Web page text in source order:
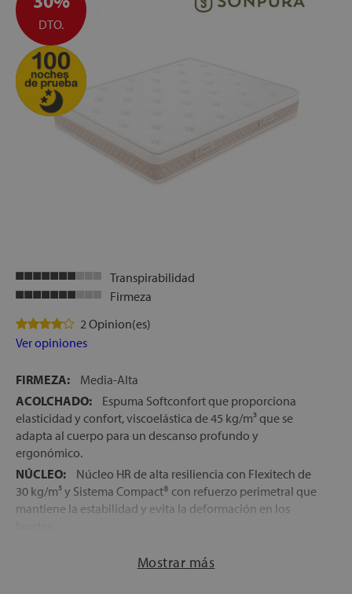
DTO.
Transpirabilidad
Firmeza
2 Opinion(es)
Ver opiniones
FIRMEZA:
Media-Alta
ACOLCHADO:
Espuma Softconfort que proporciona
elasticidad y confort, viscoelástica de 45 kg/m³ que se
adapta al cuerpo para un descanso profundo y
ergonómico.
NÚCLEO:
Núcleo HR de alta resiliencia con Flexitech de
30 kg/m³ y Sistema Compact® con refuerzo perimetral que
mantiene la estabilidad y evita la deformación en los
mejora la adaptabilidad y aporta una suavidad duradera
Mostrar más